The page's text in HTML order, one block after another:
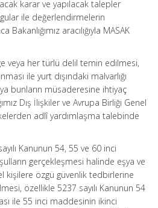
karar ve yapılacak talepler
ile değerlendirmelerin
Bakanlığımız aracılığıyla MASAK
veya her türlü delil temin edilmesi,
ile yurt dışındaki malvarlığı
bunların müsaderesine ihtiyaç
Dış İlişkiler ve Avrupa Birliği Genel
adlî yardımlaşma talebinde
Kanunun 54, 55 ve 60 inci
gerçekleşmesi halinde eşya ve
kişilere özgü güvenlik tedbirlerine
özellikle 5237 sayılı Kanunun 54
ile 55 inci maddesinin ikinci